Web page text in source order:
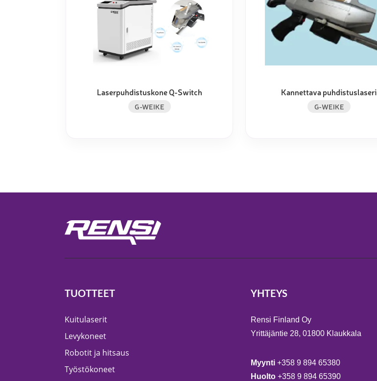
Laserpuhdistuskone Q-Switch
G-WEIKE
Kannettava puhdistuslaseri
G-WEIKE
TUOTTEET
Kuitulaserit
Levykoneet
Robotit ja hitsaus
Työstökoneet
YHTEYS
Rensi Finland Oy
Yrittäjäntie 28, 01800 Klaukkala
Myynti +358 9 894 65380
Huolto +358 9 894 65390